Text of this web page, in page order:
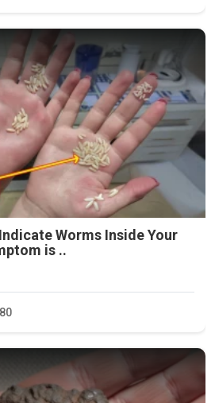
Worms Inside Your
is ..
80